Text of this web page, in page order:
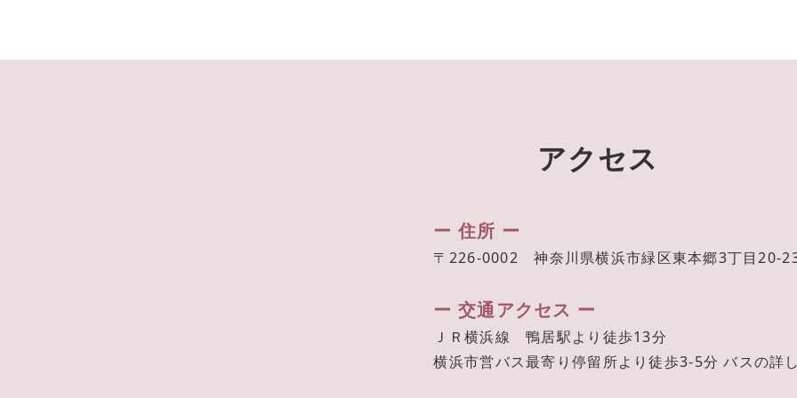
アクセス
ー 住所 ー
〒226-0002 神奈川県横浜市緑区東本郷3丁目20-
ー 交通アクセス ー
ＪＲ横浜線 鴨居駅より徒歩13分
横浜市営バス最寄り停留所より徒歩3-5分 バスの詳